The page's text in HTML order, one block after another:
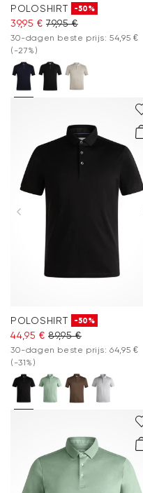
POLOSHIRT -50%
39,95 € 79,95 €
30-dagen beste prijs: 54,95 €
(-27%)
POLOSHIRT -50%
44,95 € 89,95 €
30-dagen beste prijs: 64,95 €
(-31%)